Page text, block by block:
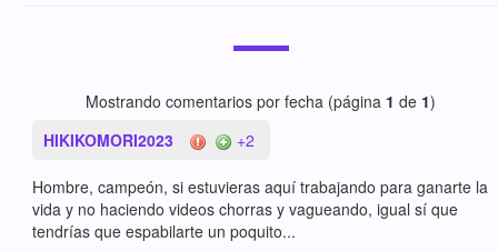
Mostrando comentarios por fecha (página 1 de 1)
HIKIKOMORI2023
+2
Hombre, campeón, si estuvieras aquí trabajando para ganarte la
vida y no haciendo videos chorras y vagueando, igual sí que
tendrías que espabilarte un poquito...